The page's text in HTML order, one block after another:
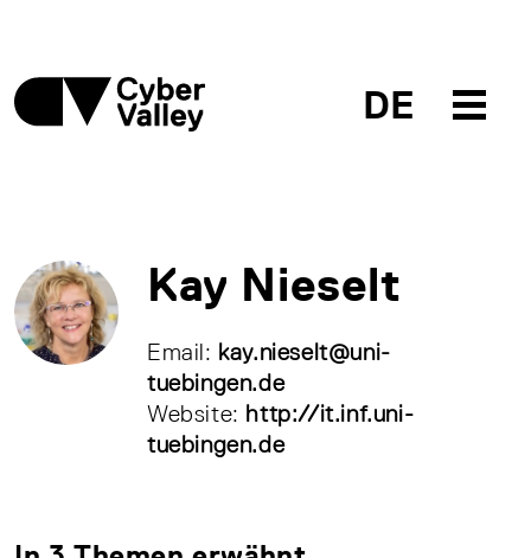
DE
Kay Nieselt
Email: kay.nieselt@uni-
tuebingen.de
Website: http://it.inf.uni-
tuebingen.de